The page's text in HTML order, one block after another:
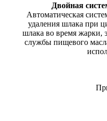
Двойная
Автоматическая
удаления шлака при
шлака во время жарки,
службы пищевого